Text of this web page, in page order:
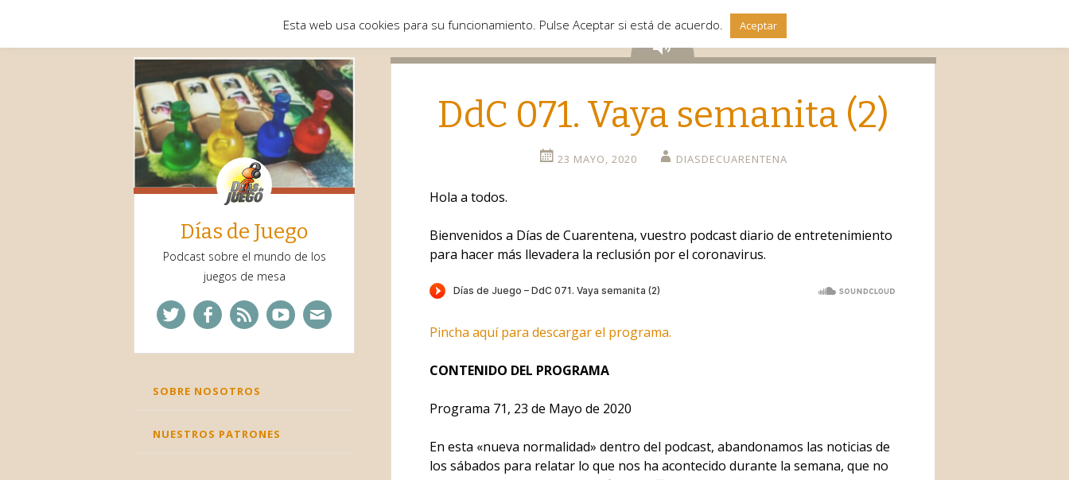
Días de Juego
Podcast sobre el mundo de los
juegos de mesa
SKIP
SOBRE NOSOTROS
NUESTROS PATRONES
Audio
DdC 071. Vaya semanita (2)
23 MAYO, 2020 DIASDECUARENTENA
Hola a todos.
Bienvenidos a Días de Cuarentena, vuestro podcast diario de entretenimiento
para hacer más llevadera la reclusión por el coronavirus.
Pincha aquí para descargar el programa.
CONTENIDO DEL PROGRAMA
Programa 71, 23 de Mayo de 2020
En esta «nueva normalidad» dentro del podcast, abandonamos las noticias de
los sábados para relatar lo que nos ha acontecido durante la semana, que no
Esta web usa cookies para su funcionamiento. Pulse Aceptar si está de acuerdo. Aceptar